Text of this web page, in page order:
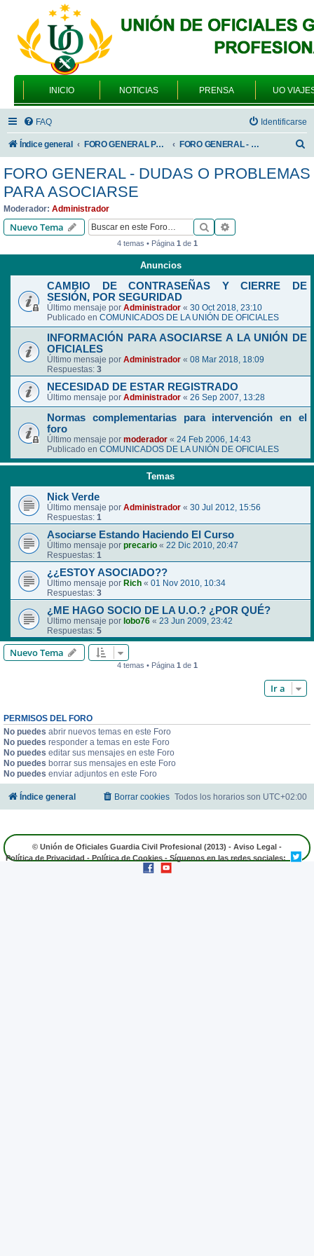
INICIO NOTICIAS PRENSA UO
FAQ Identificarse
Índice general FORO GENERAL PARA TODOS LOS USUARIOS FORO GENERAL - DUDAS O PROBLEMAS PARA ASOCIARSE
s
FORO GENERAL - DUDAS O PROBLEMAS
PARA ASOCIARSE
Moderador: Administrador
Nuevo Tema Buscar
4 temas • Página 1de 1
Anuncios
CAMBIO DE CONTRASEÑAS Y CIERRE DE
SESIÓN, POR SEGURIDAD
Último mensaje por Administrador « 30 Oct 2018, 23:10
Publicado en COMUNICADOS DE LA UNIÓN DE OFICIALES
INFORMACIÓN PARA ASOCIARSE A LA UNIÓN DE
OFICIALES
Último mensaje por Administrador « 08 Mar 2018, 18:09
Respuestas: 3
NECESIDAD DE ESTAR REGISTRADO
Último mensaje por Administrador « 26 Sep 2007, 13:28
Normas complementarias para intervención en el
foro
Último mensaje por moderador « 24 Feb 2006, 14:43
Publicado en COMUNICADOS DE LA UNIÓN DE OFICIALES
Temas
Nick Verde
Último mensaje por Administrador « 30 Jul 2012, 15:56
Respuestas: 1
Asociarse Estando Haciendo El Curso
Último mensaje por precario « 22 Dic 2010, 20:47
Respuestas: 1
¿¿ESTOY ASOCIADO??
Último mensaje por Rich « 01 Nov 2010, 10:34
Respuestas: 3
¿ME HAGO SOCIO DE LA U.O.? ¿POR QUÉ?
Último mensaje por lobo76 « 23 Jun 2009, 23:42
Respuestas: 5
Nuevo Tema
4 temas • Página 1de 1
Ir a
PERMISOS DEL FORO
No puedes abrir nuevos temas en este Foro
No puedes responder a temas en este Foro
No puedes editar sus mensajes en este Foro
No puedes borrar sus mensajes en este Foro
No puedes enviar adjuntos en este Foro
Índice general Todos los horarios son UTC+02:00
Borrar cookies
© Unión de Oficiales Guardia Civil Profesional (2013) - Aviso Legal -
Política de Privacidad-Política de Cookies- Síguenos en las redes sociales: